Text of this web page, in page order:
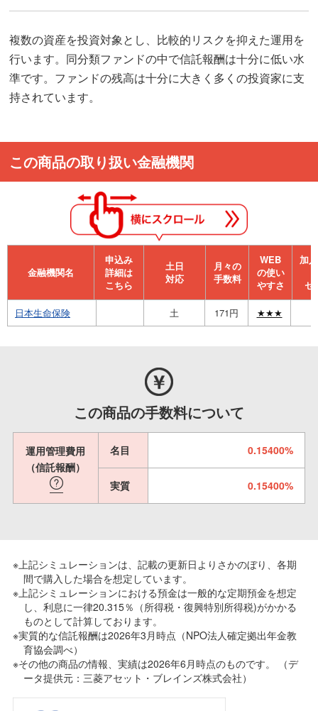
複数の資産を投資対象とし、比較的リスクを抑えた運用を
行います。同分類ファンドの中で信託報酬は十分に低い水
準です。ファンドの残高は十分に大きく多くの投資家に支
持されています。
この商品の取り扱い金融機関
金融機関名
申込み
詳細は
こちら
⼟⽇
対応
月々の
手数料
WEB
の使い
やすさ
加
セ
日本生命保険 土 171円 ★★★
この商品の手数料について
運用管理費用
（信託報酬）
名目 0.15400%
実質 0.15400%
※上記シミュレーションは、記載の更新日よりさかのぼり、各期
間で購入した場合を想定しています。
※上記シミュレーションにおける預金は一般的な定期預金を想定
し、利息に一律20.315％（所得税・復興特別所得税)がかかる
ものとして計算しております。
※実質的な信託報酬は2026年3月時点（NPO法人確定拠出年金教
育協会調べ）
※その他の商品の情報、実績は2026年6月時点のものです。 （デ
ータ提供元：三菱アセット・ブレインズ株式会社）